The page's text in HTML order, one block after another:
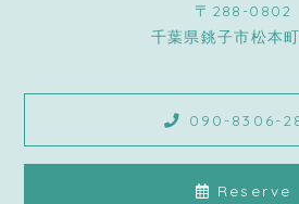
〒288-0802
千葉県銚子市松本
090-8306-
Reserve